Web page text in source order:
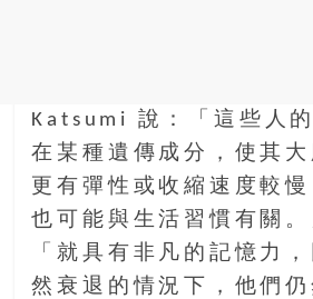
Katsumi 說：「這些人
在某種遺傳成分，使其
更有彈性或收縮速度較
也可能與生活習慣有關。
「就具有非凡的記憶力
然衰退的情況下，他們